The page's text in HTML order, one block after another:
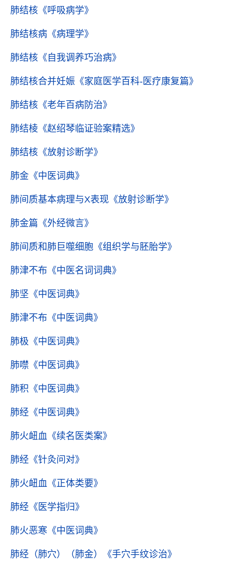
肺结核 《呼吸病学》
肺结核病 《病理学》
肺结核 《自我调养巧治病》
肺结核合并妊娠 《家庭医学百科-医疗康复篇》
肺结核 《老年百病防治》
肺结棱 《赵绍琴临证验案精选》
肺结核 《放射诊断学》
肺金 《中医词典》
肺间质基本病理与X表现 《放射诊断学》
肺金篇 《外经微言》
肺间质和肺巨噬细胞 《组织学与胚胎学》
肺津不布 《中医名词词典》
肺坚 《中医词典》
肺津不布 《中医词典》
肺极 《中医词典》
肺噤 《中医词典》
肺积 《中医词典》
肺经 《中医词典》
肺火衄血 《续名医类案》
肺经 《针灸问对》
肺火衄血 《正体类要》
肺经 《医学指归》
肺火恶寒 《中医词典》
肺经（肺穴）（肺金） 《手穴手纹诊治》